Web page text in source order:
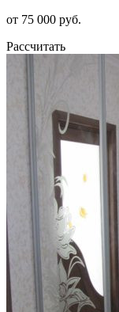
от 75 000 руб.
Рассчитать